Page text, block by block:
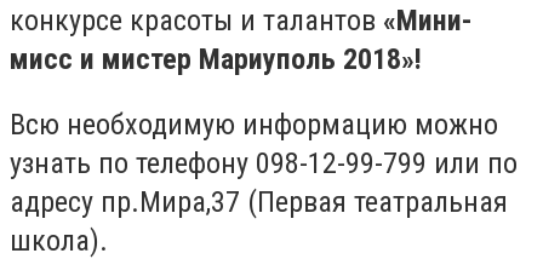
конкурсе красоты и талантов «Мини-
мисс и мистер Мариуполь 2018»!
Всю необходимую информацию можно
узнать по телефону 098-12-99-799 или по
адресу пр.Мира,37 (Первая театральная
школа).